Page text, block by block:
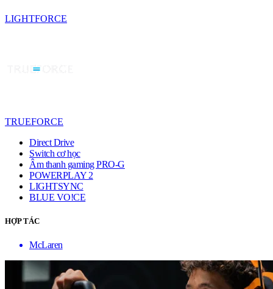
LIGHTFORCE
TRUEFORCE
Direct Drive
Switch cơ học
Âm thanh gaming PRO-G
POWERPLAY 2
LIGHTSYNC
BLUE VO!CE
HỢP TÁC
McLaren